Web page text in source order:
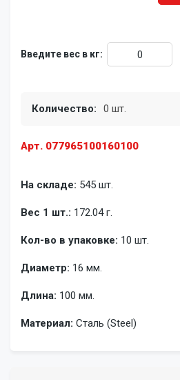
Арт. 077965100160100
На складе: 545 шт.
Вес 1 шт.: 172.04 г.
Кол-во в упаковке: 10 шт.
Диаметр: 16 мм.
Длина: 100 мм.
Материал: Сталь (Steel)
Введите вес в кг:
Количество: 0 шт.